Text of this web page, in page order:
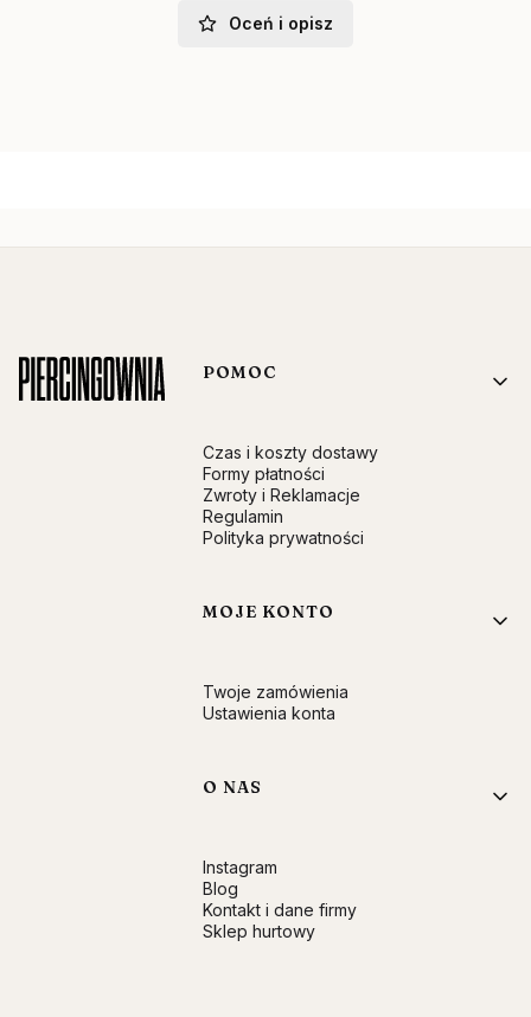
Oceń i opisz
Linki w stopce
POMOC
Czas i koszty dostawy
Formy płatności
Zwroty i Reklamacje
Regulamin
Polityka prywatności
MOJE KONTO
Twoje zamówienia
Ustawienia konta
O NAS
Instagram
Blog
Kontakt i dane firmy
Sklep hurtowy